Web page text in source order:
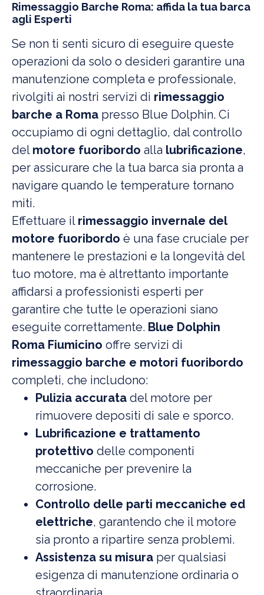
Rimessaggio Barche Roma: affida la tua barca
agli Esperti
Se non ti senti sicuro di eseguire queste
operazioni da solo o desideri garantire una
manutenzione completa e professionale,
rivolgiti ai nostri servizi di rimessaggio
barche a Roma presso Blue Dolphin. Ci
occupiamo di ogni dettaglio, dal controllo
del motore fuoribordo alla lubrificazione,
per assicurare che la tua barca sia pronta a
navigare quando le temperature tornano
miti.
Effettuare il rimessaggio invernale del
motore fuoribordo è una fase cruciale per
mantenere le prestazioni e la longevità del
tuo motore, ma è altrettanto importante
affidarsi a professionisti esperti per
garantire che tutte le operazioni siano
eseguite correttamente. Blue Dolphin
Roma Fiumicino offre servizi di
rimessaggio barche e motori fuoribordo
completi, che includono:
Pulizia accurata del motore per
rimuovere depositi di sale e sporco.
Lubrificazione e trattamento
protettivo delle componenti
meccaniche per prevenire la
corrosione.
Controllo delle parti meccaniche ed
elettriche, garantendo che il motore
sia pronto a ripartire senza problemi.
Assistenza su misura per qualsiasi
esigenza di manutenzione ordinaria o